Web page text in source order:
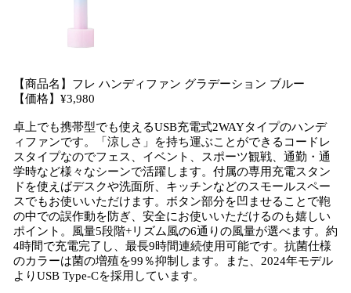
【商品名】フレ ハンディファン グラデーション ブルー
【価格】¥3,980
卓上でも携帯型でも使えるUSB充電式2WAYタイプのハンデ
ィファンです。「涼しさ」を持ち運ぶことができるコードレ
スタイプなのでフェス、イベント、スポーツ観戦、通勤・通
学時など様々なシーンで活躍します。付属の専用充電スタン
ドを使えばデスクや洗面所、キッチンなどのスモールスペー
スでもお使いいただけます。ボタン部分を凹ませることで鞄
の中での誤作動を防ぎ、安全にお使いいただけるのも嬉しい
ポイント。風量5段階+リズム風の6通りの風量が選べます。約
4時間で充電完了し、最長9時間連続使用可能です。抗菌仕様
のカラーは菌の増殖を99％抑制します。また、2024年モデル
よりUSB Type-Cを採用しています。